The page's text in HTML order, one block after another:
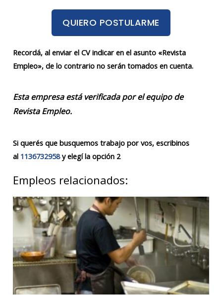
QUIERO POSTULARME
Recordá, al enviar el CV indicar en el asunto «Revista
Empleo», de lo contrario no serán tomados en cuenta.
Esta empresa está verificada por el equipo de
Revista Empleo.
Si querés que busquemos trabajo por vos, escribinos
al 1136732958y elegí la opción 2
Empleos relacionados: